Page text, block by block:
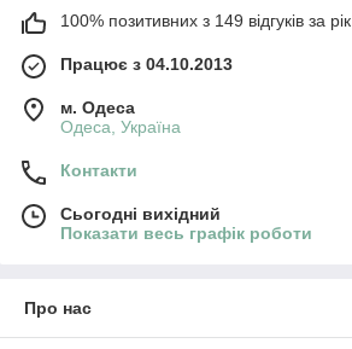
100% позитивних з 149 відгуків за рік
Працює з 04.10.2013
м. Одеса
Одеса, Україна
Контакти
Сьогодні вихідний
Показати весь графік роботи
Про нас